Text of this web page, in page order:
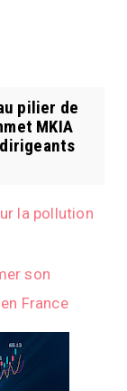
pilier de
MKIA
la pollution
son
France